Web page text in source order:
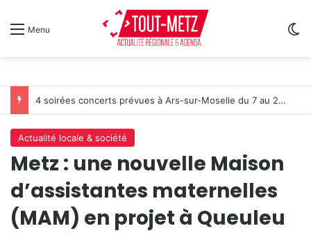
Menu
4 soirées concerts prévues à Ars-sur-Moselle du 7 au 28 août 2026
Actualité locale & société
Metz : une nouvelle Maison
d’assistantes maternelles
(MAM) en projet à Queuleu